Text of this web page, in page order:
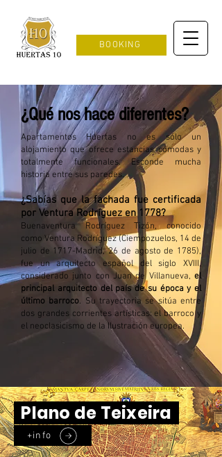
BOOKING
¿Qué nos hace diferentes?
Apartamentos Huertas no es sólo un
alojamiento que ofrece estancias cómodas y
totalmente funcionales. Esconde mucha
historia entre sus paredes.
¿Sabías que la fachada fue certificada
por Ventura Rodríguez en 1778?
Buenaventura Rodríguez Tizón, conocido
como Ventura Rodríguez​ (Ciempozuelos, 14 de
julio de 1717-Madrid, 26 de agosto de 1785),
fue unarquitecto españoldel siglo XVIII,
considerado junto conJuan de Villanueva,el
principal arquitecto del país de su época y el
último barroco.​ Su trayectoria se sitúa entre
dos grandes corrientes artísticas: elbarrocoy
el neoclasicismo de la Ilustración europea.
Plano de Teixeira
+info